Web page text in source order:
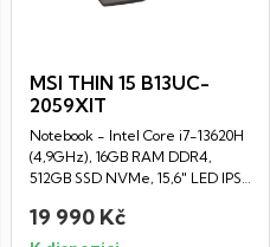
MSI THIN 15 B13UC-
2059XIT
Notebook - Intel Core i7-13620H
(4,9GHz), 16GB RAM DDR4,
512GB SSD NVMe, 15,6" LED IPS
19 990 Kč